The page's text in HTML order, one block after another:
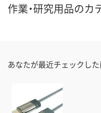
作業・研究用品のカ
あなたが最近チェックし